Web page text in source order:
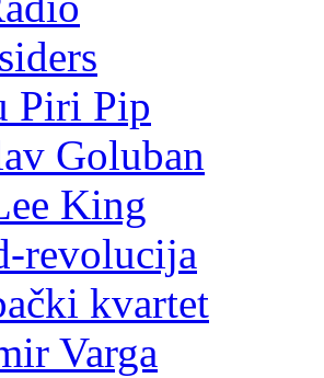
Piri Pip
Goluban
King
revolucija
kvartet
Varga